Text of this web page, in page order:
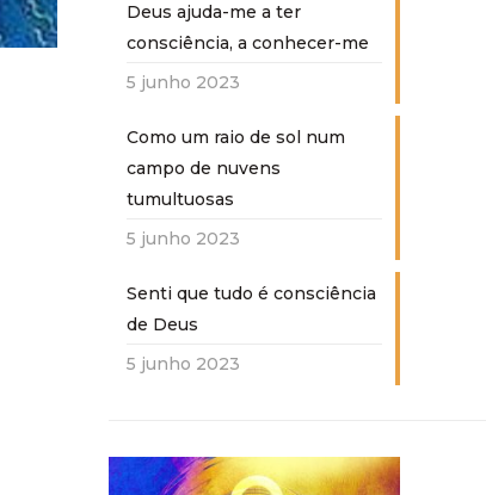
Deus ajuda-me a ter
consciência, a conhecer-me
5 junho 2023
Como um raio de sol num
campo de nuvens
tumultuosas
5 junho 2023
Senti que tudo é consciência
de Deus
5 junho 2023